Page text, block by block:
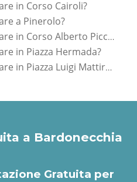
in Corso Cairoli?
a Pinerolo?
Vendere o Affittare in Corso Alberto Picco?
in Piazza Hermada?
Vendere o Affittare in Piazza Luigi Mattirolo?
a Bardonecchia
Gratuita per